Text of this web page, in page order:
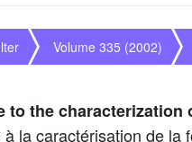
Volume 335 (2002)
to the
la caractérisation de